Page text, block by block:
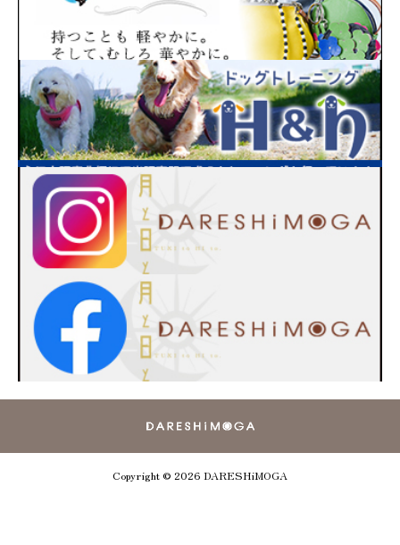
Copyright © 2026 DARESHiMOGA